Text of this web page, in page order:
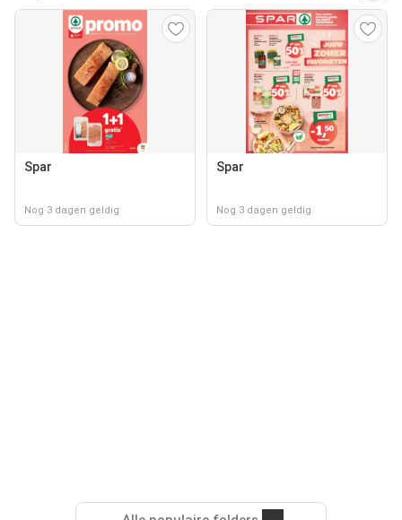
Spar
Nog 3 dagen geldig
Spar
Nog 3 dagen geldig